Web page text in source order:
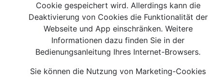
Cookie gespeichert wird. Allerdings kann die
Deaktivierung von Cookies die Funktionalität der
Webseite und App einschränken. Weitere
Informationen dazu finden Sie in der
Bedienungsanleitung Ihres Internet-Browsers.
Sie können die Nutzung von Marketing-Cookies